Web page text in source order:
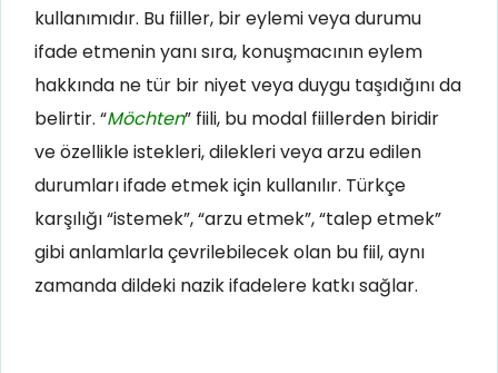
kullanımıdır. Bu fiiller, bir eylemi veya durumu
ifade etmenin yanı sıra, konuşmacının eylem
hakkında ne tür bir niyet veya duygu taşıdığını da
belirtir. “Möchten” fiili, bu modal fiillerden biridir
ve özellikle istekleri, dilekleri veya arzu edilen
durumları ifade etmek için kullanılır. Türkçe
karşılığı “istemek”, “arzu etmek”, “talep etmek”
gibi anlamlarla çevrilebilecek olan bu fiil, aynı
zamanda dildeki nazik ifadelere katkı sağlar.